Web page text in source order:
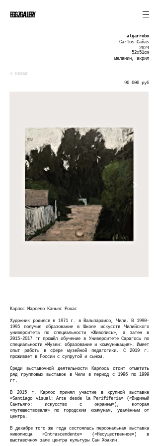
EGGZGALLERY
algarrobo
Carlos Cañas
2024
52х51см
меланин, акрил
назад
90 000 руб
Карлос Марсело Каньяс Рохас
Художник родился в 1971 г. в Вальпараисо, Чили. В 1990-
1995 получил образование в Школе искусств Чилийского
университета по специальности «Живопись», а затем в
2015-2017 гг прошёл обучение в Университете Сарагосы по
специальности «Музеи: образование и коммуникация». Имеет
опыт работы в сфере музейной педагогики. С 2019 г.
проживает в России с супругой и сыном.
Среди выставочной деятельности Карлоса стоит отметить
ряд групповых выставок в Чили в период с 1996 по 1999
гг.
В 2015 г. Карлос принял участие в крупной выставке
«Santiago visual: Arte desde la Perififeria» («Видимый
Сантьяго: искусство с окраины»), которая
«путешествовала» по городским коммунам, удалённым от
центра.
В декабре того же года состоялась персональная выставка
живописца «Intrascendente» («Несущественное») в
выставочном зале центра культуры Сан Хоакин.